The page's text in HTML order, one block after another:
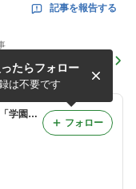
記事を報告する
燃えこれ学園オフィシャルブログ「学園日誌」
たらフォロー
は不要です
フォロー